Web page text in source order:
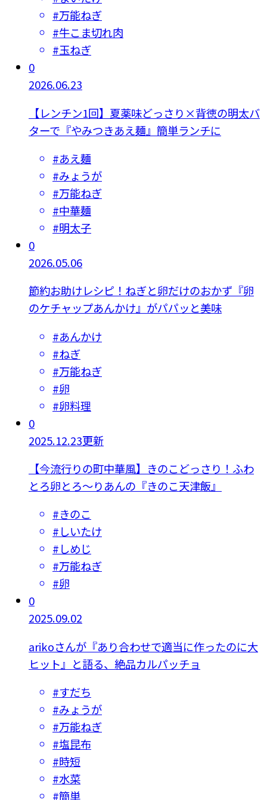
#万能ねぎ
#牛こま切れ肉
#玉ねぎ
0
2026.06.23
【レンチン1回】夏薬味どっさり×背徳の明太バ
ターで『やみつきあえ麺』簡単ランチに
#あえ麺
#みょうが
#万能ねぎ
#中華麺
#明太子
0
2026.05.06
節約お助けレシピ！ねぎと卵だけのおかず『卵
のケチャップあんかけ』がパパッと美味
#あんかけ
#ねぎ
#万能ねぎ
#卵
#卵料理
0
2025.12.23更新
【今流行りの町中華風】きのこどっさり！ふわ
とろ卵とろ～りあんの『きのこ天津飯』
#きのこ
#しいたけ
#しめじ
#万能ねぎ
#卵
0
2025.09.02
arikoさんが『あり合わせで適当に作ったのに大
ヒット』と語る、絶品カルパッチョ
#すだち
#みょうが
#万能ねぎ
#塩昆布
#時短
#水菜
#簡単